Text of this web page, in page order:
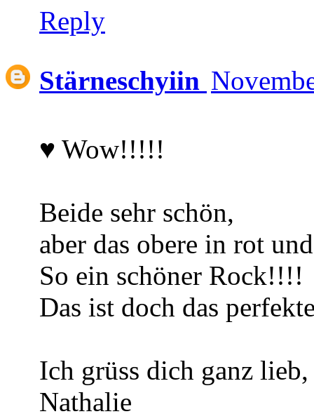
Reply
Stärneschyiin
♥ Wow!!!!!
Beide sehr schön,
aber das obere in rot
So ein schöner Rock!!!!
Das ist doch das
Ich grüss dich ganz lieb,
Nathalie